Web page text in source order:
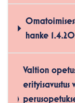
hanke
Valtion
erityisavustus